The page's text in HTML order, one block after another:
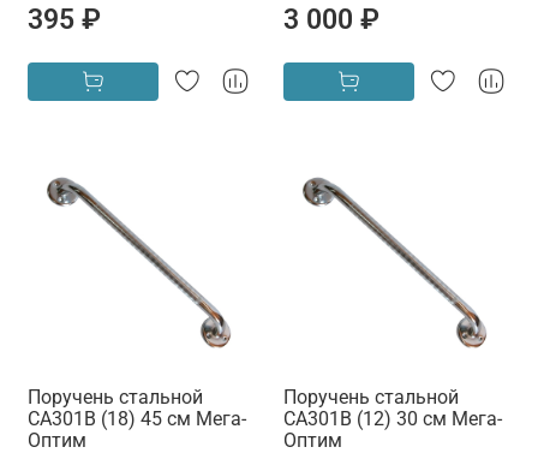
395 ₽ 3 000 ₽
Поручень стальной
CA301B (18) 45 см Мега-
Оптим
Поручень стальной
CA301B (12) 30 см Мега-
Оптим